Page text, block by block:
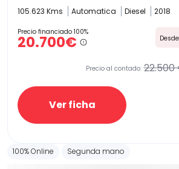
105.623 Kms
Automatica Diesel 2018
Precio financiado 100%
20.700€ Desde
Precio al contado: 22.500
Ver ficha
100% Online Segunda mano